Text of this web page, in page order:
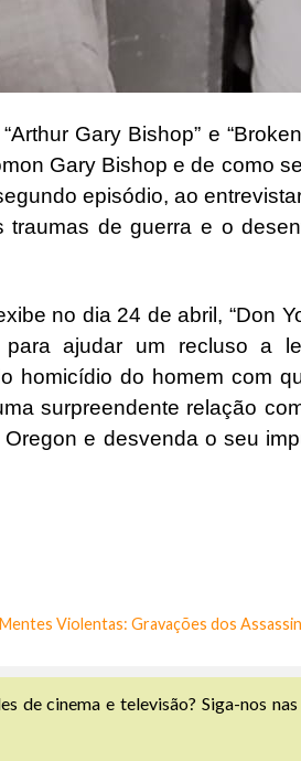
Gary Bishop” e
Gary Bishop e de como
episódio, ao
traumas de guerra e o
no dia 24 de abril, “Don
ajudar um recluso a
homicídio do homem com
surpreendente relação
e desvenda o seu
Mentes Violentas: Gravações dos
de cinema e televisão? Siga-nos